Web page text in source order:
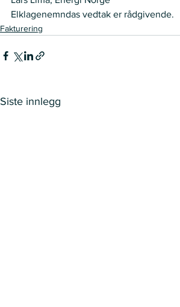
Elklagenemndas vedtak er rådgivende.
Fakturering
Siste innlegg